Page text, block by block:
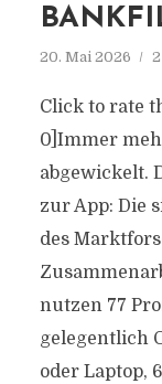
20. Mai 2026
Click to rate
0]Immer
abgewickelt.
zur App: Die
des
nutzen 77
gelegentlich
oder Laptop,